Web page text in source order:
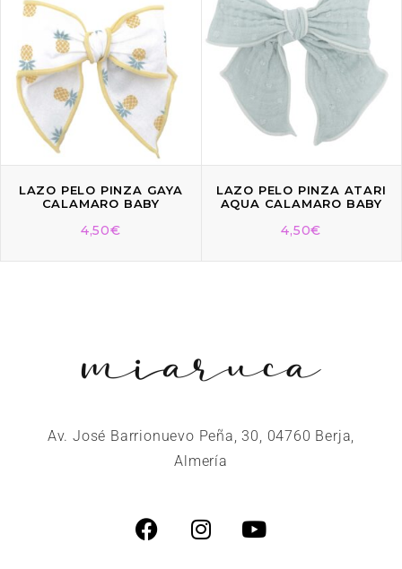
LAZO PELO PINZA GAYA
CALAMARO BABY
4,50€
LAZO PELO PINZA ATARI
AQUA CALAMARO BABY
4,50€
Av. José Barrionuevo Peña, 30, 04760 Berja,
Almería